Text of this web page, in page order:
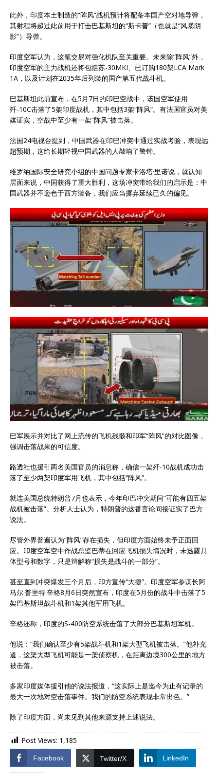
此外，印度本土制造的“阵风”战机预计将配备本国产空对地导弹，
其射程将超过此前用于打击巴基斯坦的“斯卡普”（也就是“风暴阴
影”）导弹。
印度空军认为，这笔交易对强化机队至关重要。未来除“阵风”外，
印度空军的主力战机还将包括苏-30MKI、已订购180架LCA Mark
1A，以及计划在2035年后列装的国产第五代战斗机。
巴基斯坦此前宣布，在5月7日的印巴空战中，该国空军使用
歼-10C击落了5架印度战机，其中包括3架“阵风”。有法国官员对美
媒证实，空战中至少有一架“阵风”被击落。
法国24电视台提到，中国武器在印巴冲突中通过实战考验，表现远
超预期，这给长期轻视中国武器的人敲响了警钟。
维罗纳国际安全研究小组的中国问题专家卡洛塔·里诺说，就认知
层面来说，中国获得了重大胜利，这场冲突带给我们的启示是：中
国武器并不逊色于西方装备，我们应当摒弃延续已久的偏见。
巴军展示并对比了网上流传的飞机残骸和印军“阵风”的对比图像，
强调击落战果的可信度。
路透社也援引两名美国官员的消息称，确信一架歼-10战机成功击
落了至少两架印度军用飞机，其中包括“阵风”。
就连美国总统特朗普7月也表示，今年印巴冲突期间“可能有四五架
战机被击落”。分析人士认为，特朗普的这番言论间接证实了巴方
说法。
尽管外界普遍认为“阵风”存在损失，但印度方面始终未予正面回
应。印度空军空中作战总监巴蒂在回应飞机损失情况时，未透露具
体型号和数字，只是辩解称“损失是战斗的一部分”。
甚至直到冲突爆发三个月后，印方宣传“大捷”。印度空军参谋长阿
马尔·普里特·辛格8月6日突然宣布，印度在5月份的战斗中击落了5
架巴基斯坦战斗机和1架其他军用飞机。
辛格还称，印度的S-400防空系统击落了大部分巴基斯坦军机。
他说：“我们确认至少有5架战斗机和1架大型飞机被击落。”他补充
道，这架大型飞机可能是一架侦察机，在距离边境300公里的地方
被击落。
多家印度媒体援引他的说法报道，“这实际上是迄今为止有记录的
最大一次地对空击落事件。我们的防空系统表现非常出色。”
除了印度方面，尚未见到其他来源支持上述说法。
Post Views: 1,185
Facebook Twitter/X LinkedIn